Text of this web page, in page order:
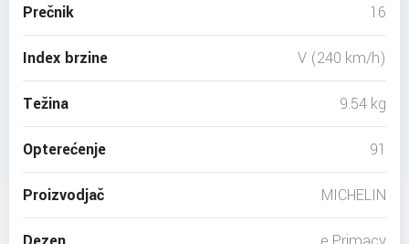
Prečnik 16
Index brzine V (240 km/h)
Težina 9.54 kg
Opterećenje 91
Proizvodjač MICHELIN